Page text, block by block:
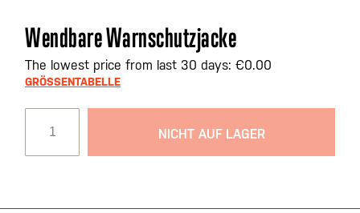
Zum
Anfang
der
Bildgalerie
Wendbare Warnschutzjacke
The lowest price from last 30 days: €0.00
GRÖSSENTABELLE
NICHT AUF LAGER